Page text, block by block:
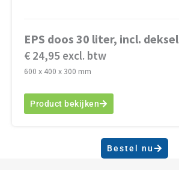
EPS doos 30 liter, incl. deksel
€ 24,95 excl. btw
600 x 400 x 300 mm
Product bekijken
Bestel nu